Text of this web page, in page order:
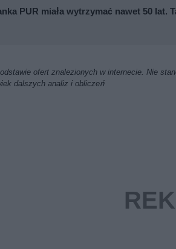
PUR miała wytrzymać nawet 50
ofert znalezionych w internecie. Nie
dalszych analiz i obliczeń